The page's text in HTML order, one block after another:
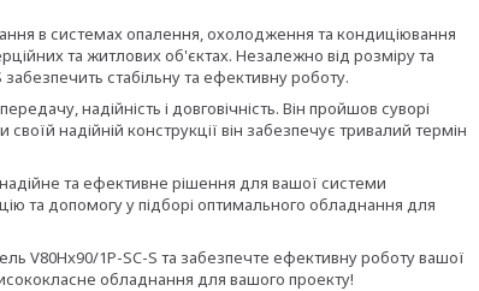
в системах опалення, охолодження та кондиціювання
та житлових об'єктах. Незалежно від розміру та
стабільну та ефективну роботу.
надійність і довговічність. Він пройшов суворі
надійній конструкції він забезпечує тривалий термін
та ефективне рішення для вашої системи
та допомогу у підборі оптимального обладнання для
V80Hx90/1P-SC-S та забезпечте ефективну роботу вашої
обладнання для вашого проекту!